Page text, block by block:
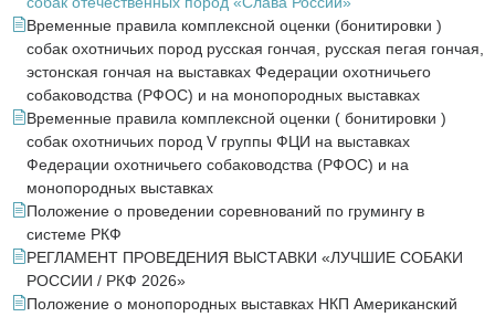
Временные правила комплексной оценки (бонитировки )
собак охотничьих пород русская гончая, русская пегая гончая,
эстонская гончая на выставках Федерации охотничьего
собаководства (РФОС) и на монопородных выставках
Временные правила комплексной оценки ( бонитировки )
собак охотничьих пород V группы ФЦИ на выставках
Федерации охотничьего собаководства (РФОС) и на
монопородных выставках
Положение о проведении соревнований по грумингу в
системе РКФ
РЕГЛАМЕНТ ПРОВЕДЕНИЯ ВЫСТАВКИ «ЛУЧШИЕ СОБАКИ
РОССИИ / РКФ 2026»
Положение о монопородных выставках НКП Американский